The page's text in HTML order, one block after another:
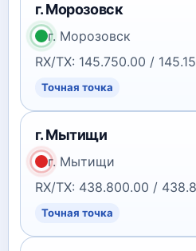
г. Морозовск
г. Морозовск
RX/TX: 145.750.00 /
Точная точка
г. Мытищи
г. Мытищи
RX/TX: 438.800.00 /
Точная точка